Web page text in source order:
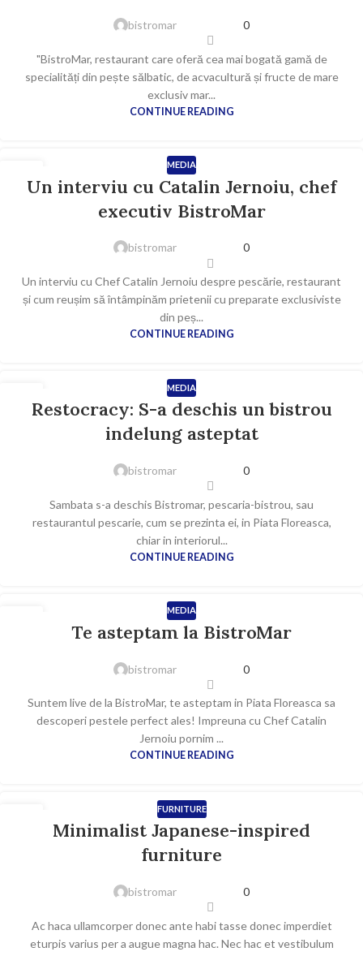
bistromar 0
"BistroMar, restaurant care oferă cea mai bogată gamă de
specialități din pește sălbatic, de acvacultură și fructe de mare
exclusiv mar...
CONTINUE READING
MART.
MEDIA
Un interviu cu Catalin Jernoiu, chef
executiv BistroMar
bistromar 0
Un interviu cu Chef Catalin Jernoiu despre pescărie, restaurant
și cum reușim să întâmpinăm prietenii cu preparate exclusiviste
din peș...
CONTINUE READING
MEDIA
Restocracy: S-a deschis un bistrou
indelung asteptat
bistromar 0
Sambata s-a deschis Bistromar, pescaria-bistrou, sau
restaurantul pescarie, cum se prezinta ei, in Piata Floreasca,
chiar in interiorul...
CONTINUE READING
MEDIA
Te asteptam la BistroMar
bistromar 0
Suntem live de la BistroMar, te asteptam in Piata Floreasca sa
descoperi pestele perfect ales! Impreuna cu Chef Catalin
Jernoiu pornim ...
CONTINUE READING
FURNITURE
Minimalist Japanese-inspired
furniture
bistromar 0
Ac haca ullamcorper donec ante habi tasse donec imperdiet
eturpis varius per a augue magna hac. Nec hac et vestibulum